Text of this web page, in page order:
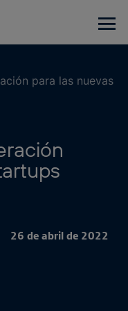
para las nuevas
26 de abril de 2022